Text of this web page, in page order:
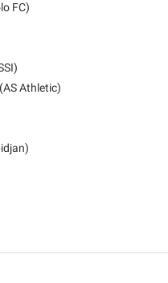
FC)
Athletic)